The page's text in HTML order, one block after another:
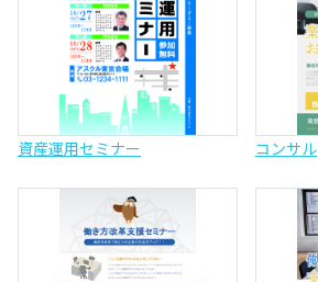
資産運用セミナー コンサル